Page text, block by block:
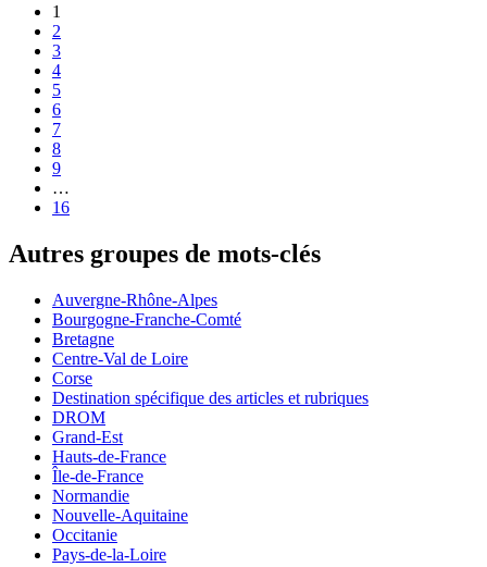
1
2
3
4
5
6
7
8
9
…
16
Autres groupes de mots-clés
Auvergne-Rhône-Alpes
Bourgogne-Franche-Comté
Bretagne
Centre-Val de Loire
Corse
Destination spécifique des articles et rubriques
DROM
Grand-Est
Hauts-de-France
Île-de-France
Normandie
Nouvelle-Aquitaine
Occitanie
Pays-de-la-Loire